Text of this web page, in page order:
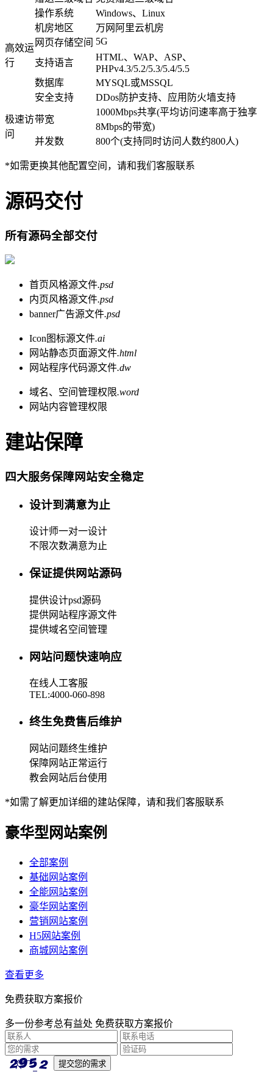
高效运
行
操作系统
Windows、Linux
机房地区
万网阿里云机房
网页存储空间 5G
支持语言
HTML、WAP、ASP、
PHPv4.3/5.2/5.3/5.4/5.5
数据库
MYSQL或MSSQL
安全支持
DDos防护支持、应用防火墙支持
极速访
问
带宽
1000Mbps共享(平均访问速率高于独享
8Mbps的带宽)
并发数
800个(支持同时访问人数约800人)
*如需更换其他配置空间，请和我们客服联系
源码交付
所有源码全部交付
首页风格源文件.psd
内页风格源文件.psd
banner广告源文件.psd
Icon图标源文件.ai
网站静态页面源文件.html
网站程序代码源文件.dw
域名、空间管理权限.word
网站内容管理权限
建站保障
四大服务保障网站安全稳定
设计到满意为止
设计师一对一设计
不限次数满意为止
保证提供网站源码
提供设计psd源码
提供网站程序源文件
提供域名空间管理
网站问题快速响应
在线人工客服
TEL:4000-060-898
终生免费售后维护
网站问题终生维护
保障网站正常运行
教会网站后台使用
*如需了解更加详细的建站保障，请和我们客服联系
豪华型网站案例
全部案例
基础网站案例
全能网站案例
豪华网站案例
营销网站案例
H5网站案例
商城网站案例
查看更多
免费获取方案报价
多一份参考总有益处 免费获取方案报价